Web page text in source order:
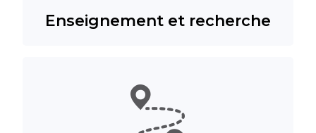
Enseignement et recherche